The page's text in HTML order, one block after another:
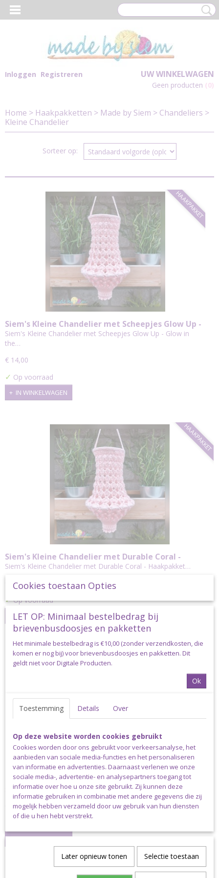
Inloggen Registreren UW WINKELWAGEN
Geen producten (0)
Home > Haakpakketten > Made by Siem > Chandeliers >
Kleine Chandelier
Sorteer op:
HAAKPAKKET
Siem's Kleine Chandelier met Scheepjes Glow Up -
Glow in the Dark - Haakpakket
Siem's Kleine Chandelier met Scheepjes Glow Up - Glow in
the…
€ 14,00
✓ Op voorraad
IN WINKELWAGEN
HAAKPAKKET
Siem's Kleine Chandelier met Durable Coral -
Haakpakket
Siem's Kleine Chandelier met Durable Coral - Haakpakket…
€ 8,10
✓Op voorraad
IN WINKELWAGEN
HAAKPAKKET
Siem's Kleine Chandelier met Scheejes Catona -
Haakpakket
Siem's Kleine Chandelier met Scheejes Catona - Haakpakket…
€ 8,10
IN WINKELWAGEN
Cookies toestaan Opties
LET OP: Minimaal bestelbedrag bij
brievenbusdoosjes en pakketten
Het minimale bestelbedrag is €10,00 (zonder verzendkosten, die
komen er nog bij) voor brievenbusdoosjes en pakketten. Dit
geldt niet voor Digitale Producten.
Ok
Toestemming Details Over
Op deze website worden cookies gebruikt
Cookies worden door ons gebruikt voor verkeersanalyse, het
aanbieden van sociale media-functies en het personaliseren
van informatie en advertenties. Daarnaast verlenen we onze
sociale media-, advertentie- en analysepartners toegang tot
informatie over hoe u onze site gebruikt. Zij kunnen deze
informatie gebruiken in combinatie met andere gegevens die zij
mogelijk hebben verzameld door uw gebruik van hun diensten
of die u hen hebt verstrekt.
Later opnieuw tonen Selectie toestaan